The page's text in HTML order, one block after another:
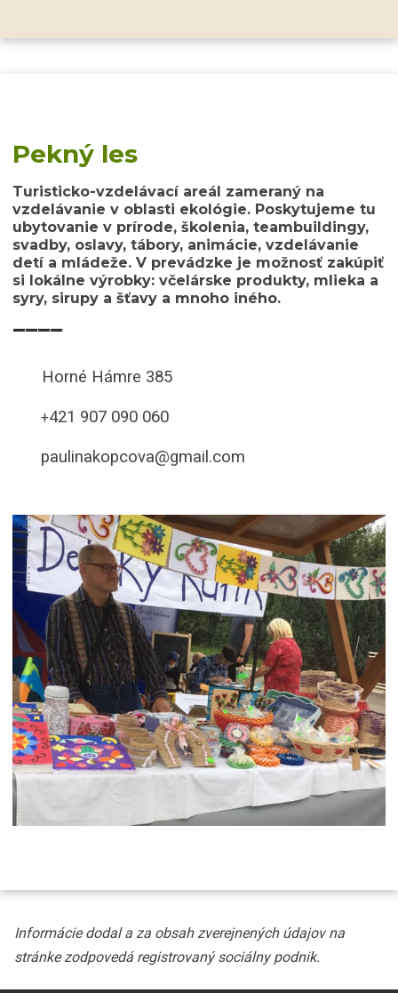
Pekný les
Turisticko-vzdelávací areál zameraný na
vzdelávanie v oblasti ekológie. Poskytujeme tu
ubytovanie v prírode, školenia, teambuildingy,
svadby, oslavy, tábory, animácie, vzdelávanie
detí a mládeže. V prevádzke je možnosť zakúpiť
si lokálne výrobky: včelárske produkty, mlieka a
syry, sirupy a šťavy a mnoho iného.
____
Horné Hámre 385
+421 907 090 060
paulinakopcova@gmail.com